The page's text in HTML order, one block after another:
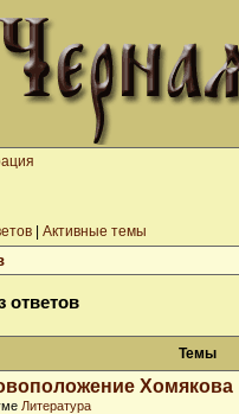
Активные темы
ответов
Темы
Хомякова
Литература